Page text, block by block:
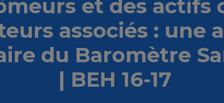
et des actifs
associés : une
du Baromètre
| BEH 16-17